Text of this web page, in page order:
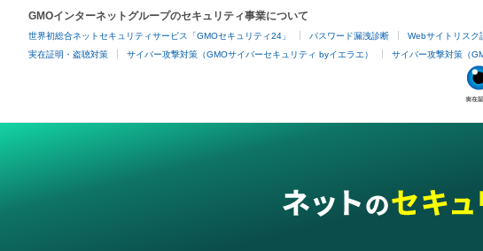
GMOインターネットグループのセキュリティ事業について
世界初総合ネットセキュリティサービス「GMOセキュリティ24」 パスワード漏洩診断 Webサイトリスク
実在証明・盗聴対策 サイバー攻撃対策（GMOサイバーセキュリティ byイエラエ） サイバー攻撃対策（